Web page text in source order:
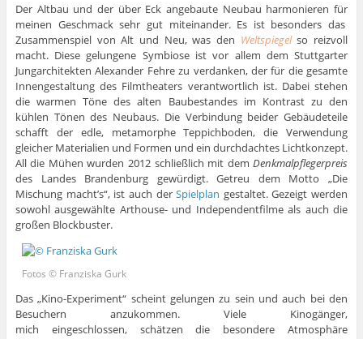
Der Altbau und der über Eck angebaute Neubau harmonieren für
meinen Geschmack sehr gut miteinander. Es ist besonders das
Zusammenspiel von Alt und Neu, was den Weltspiegel so reizvoll
macht. Diese gelungene Symbiose ist vor allem dem Stuttgarter
Jungarchitekten Alexander Fehre zu verdanken, der für die gesamte
Innengestaltung des Filmtheaters verantwortlich ist. Dabei stehen
die warmen Töne des alten Baubestandes im Kontrast zu den
kühlen Tönen des Neubaus. Die Verbindung beider Gebäudeteile
schafft der edle, metamorphe Teppichboden, die Verwendung
gleicher Materialien und Formen und ein durchdachtes Lichtkonzept.
All die Mühen wurden 2012 schließlich mit demDenkmalpflegerpreis
des Landes Brandenburg gewürdigt. Getreu dem Motto „Die
Mischung macht’s“, ist auch derSpielplan gestaltet. Gezeigt werden
sowohl ausgewählte Arthouse- und Independentfilme als auch die
großen Blockbuster.
Fotos © Franziska Gurk
Das „Kino-Experiment“ scheint gelungen zu sein und auch bei den
Besuchern anzukommen. Viele Kinogänger,
mich eingeschlossen, schätzen die besondere Atmosphäre